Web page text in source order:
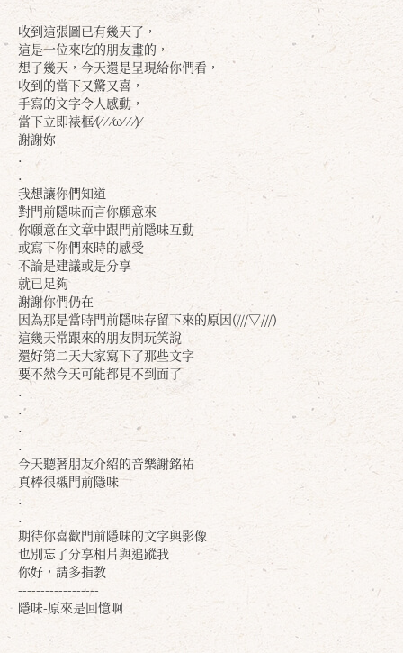
收到這張圖已有幾天了，
這是一位來吃的朋友畫的，
想了幾天，今天還是呈現給你們看，
收到的當下又驚又喜，
手寫的文字令人感動，
當下立即裱框⁄(⁄ ⁄ ⁄ω⁄ ⁄ ⁄)⁄
謝謝妳
.
.
我想讓你們知道
對門前隱味而言你願意來
你願意在文章中跟門前隱味互動
或寫下你們來時的感受
不論是建議或是分享
就已足夠
謝謝你們仍在
因為那是當時門前隱味存留下來的原因(///▽///)
這幾天常跟來的朋友開玩笑說
還好第二天大家寫下了那些文字
要不然今天可能都見不到面了
.
.
.
.
今天聽著朋友介紹的音樂謝銘祐
真棒很襯門前隱味
.
.
期待你喜歡門前隱味的文字與影像
也別忘了分享相片與追蹤我
你好，請多指教
------------------
隱味-原來是回憶啊